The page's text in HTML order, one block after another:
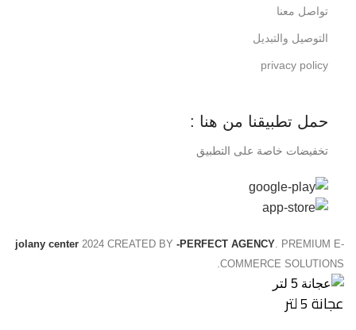
تواصل معنا
التوصيل والتبديل
privacy policy
حمل تطبيقنا من هنا :
تخفيضات خاصة على التطبيق
jolany center 2024 CREATED BY -PERFECT AGENCY. PREMIUM E-
COMMERCE SOLUTIONS.
عجانة 5 لتر